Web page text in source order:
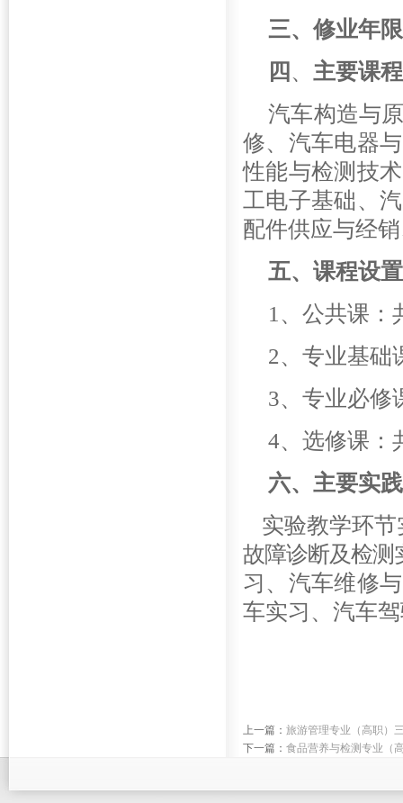
三、修业年
四 、 主要课程
汽车构造与
修、汽车电器
性能与检测技
工电子基础、
配件供应与经
五、课程设
1 、公共课：
2、专业基础
3、专业必修
4、选修课：
六、主要实
实验教学环
故障诊断及检测
习、 汽车维修
车实习、 汽车
上一篇： 旅游管理专业（高职）
下一篇： 食品营养与检测专业（